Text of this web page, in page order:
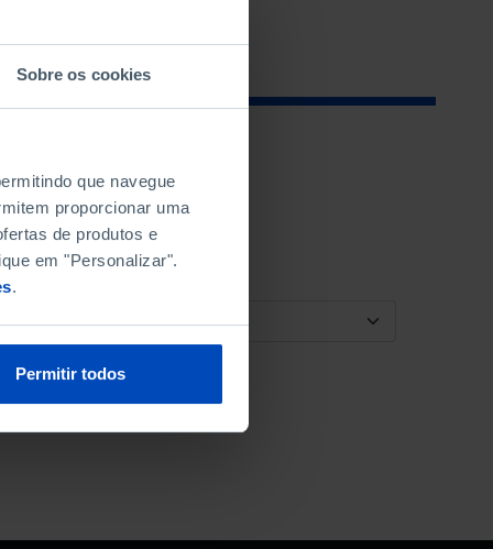
Sobre os cookies
que navegue
proporcionar uma
de produtos e
em "Personalizar".
.
Permitir todos
ORDENAR POR